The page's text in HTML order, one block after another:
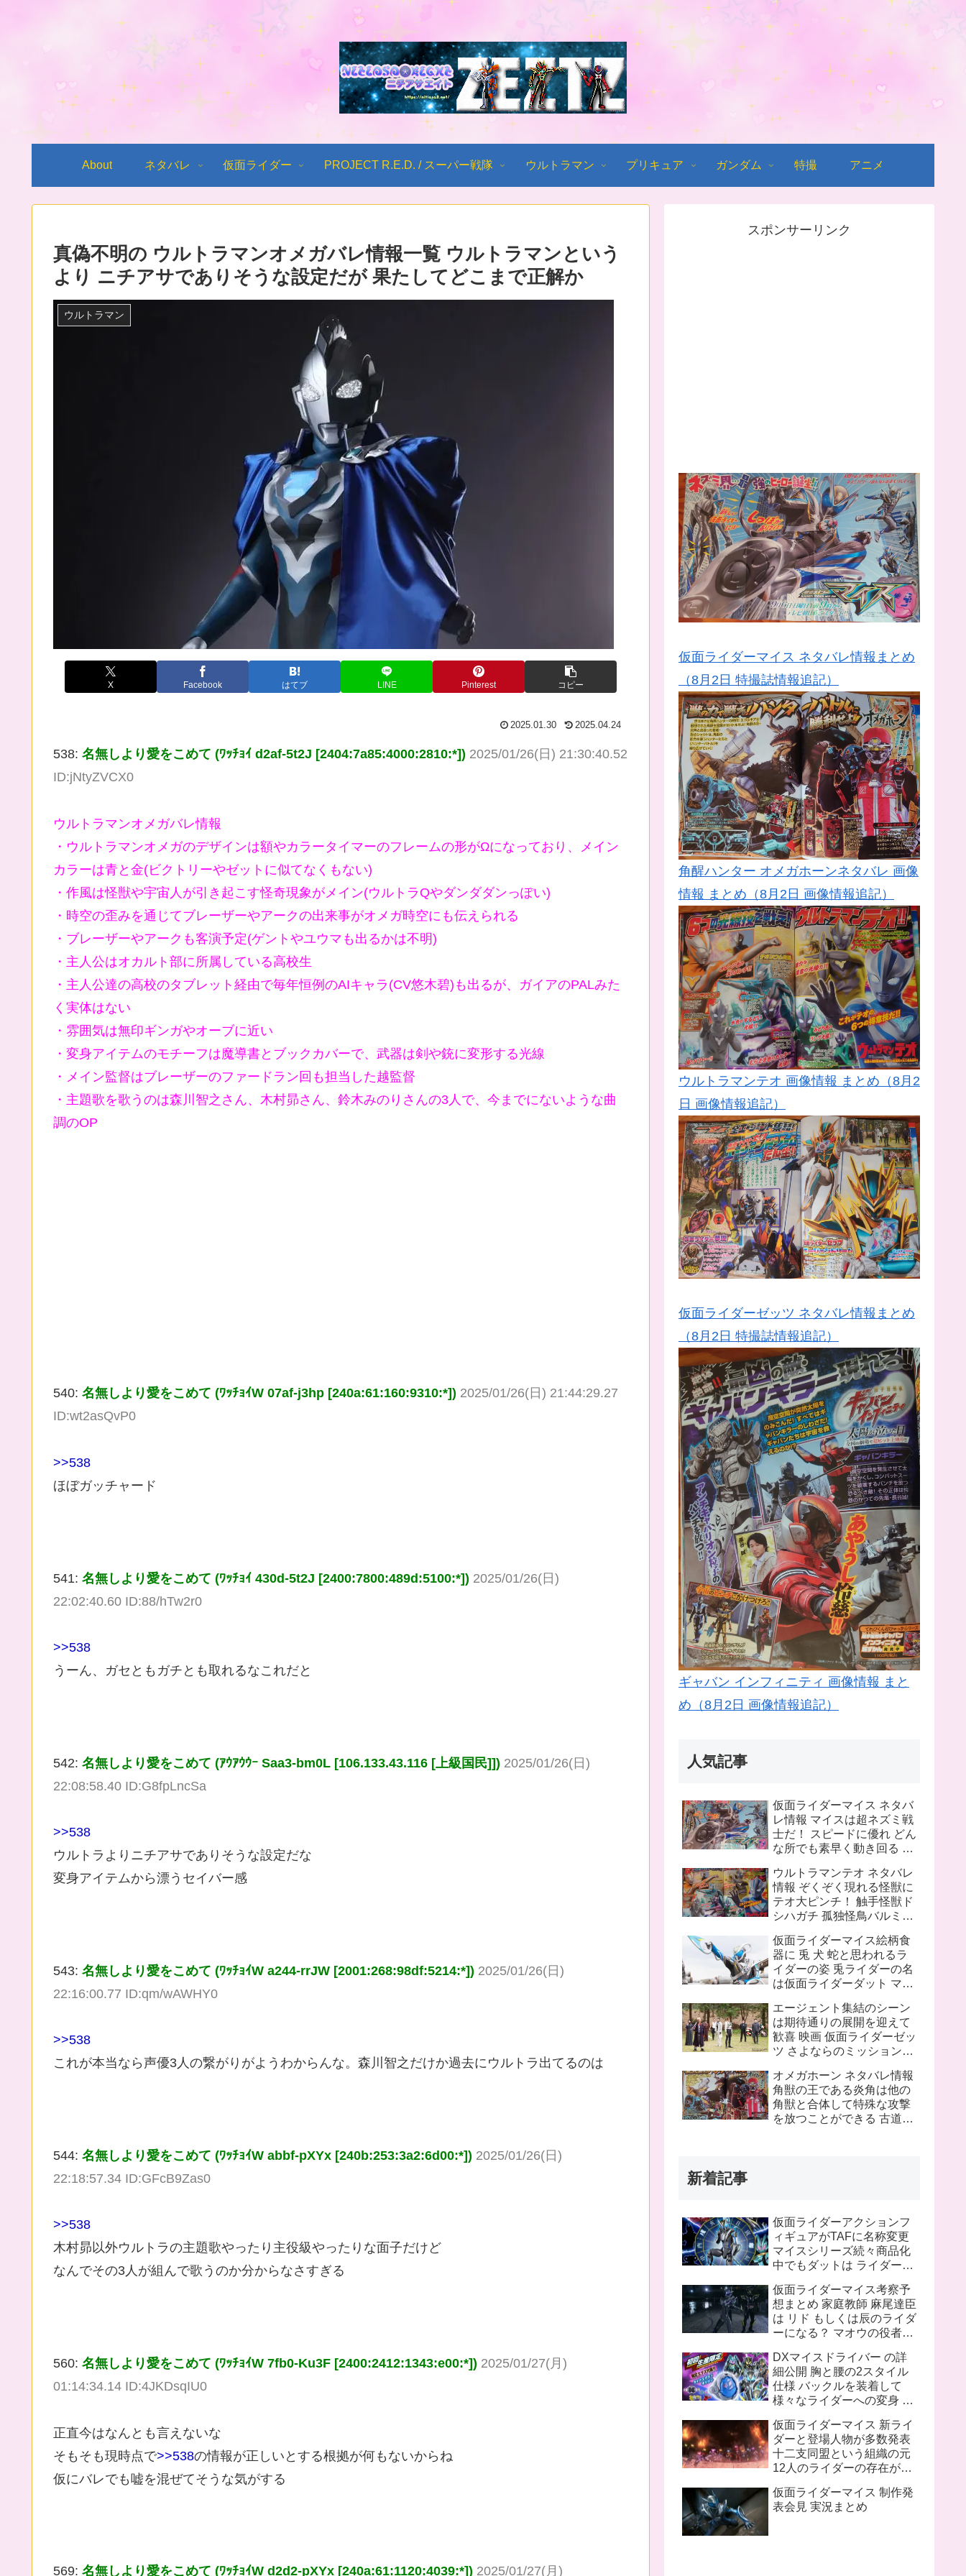
About ネタバレ 仮面ライダー PROJECT R.E.D. / スーパー戦隊 ウルトラマン プリキュア ガンダム 特撮 アニメ
真偽不明の ウルトラマンオメガバレ情報一覧 ウルトラマンという
より ニチアサでありそうな設定だが 果たしてどこまで正解か
ウルトラマン
X Facebook はてブ LINE Pinterest コピー
2025.01.30 2025.04.24
538: 名無しより愛をこめて (ﾜｯﾁｮｲ d2af-5t2J [2404:7a85:4000:2810:*]) 2025/01/26(日) 21:30:40.52
ID:jNtyZVCX0
ウルトラマンオメガバレ情報
・ウルトラマンオメガのデザインは額やカラータイマーのフレームの形がΩになっており、メイン
カラーは青と金(ビクトリーやゼットに似てなくもない)
・作風は怪獣や宇宙人が引き起こす怪奇現象がメイン(ウルトラQやダンダダンっぽい)
・時空の歪みを通じてブレーザーやアークの出来事がオメガ時空にも伝えられる
・ブレーザーやアークも客演予定(ゲントやユウマも出るかは不明)
・主人公はオカルト部に所属している高校生
・主人公達の高校のタブレット経由で毎年恒例のAIキャラ(CV悠木碧)も出るが、ガイアのPALみた
く実体はない
・雰囲気は無印ギンガやオーブに近い
・変身アイテムのモチーフは魔導書とブックカバーで、武器は剣や銃に変形する光線
・メイン監督はブレーザーのファードラン回も担当した越監督
・主題歌を歌うのは森川智之さん、木村昴さん、鈴木みのりさんの3人で、今までにないような曲
調のOP
540: 名無しより愛をこめて (ﾜｯﾁｮｲW 07af-j3hp [240a:61:160:9310:*]) 2025/01/26(日) 21:44:29.27
ID:wt2asQvP0
>>538
ほぼガッチャード
541: 名無しより愛をこめて (ﾜｯﾁｮｲ 430d-5t2J [2400:7800:489d:5100:*]) 2025/01/26(日)
22:02:40.60 ID:88/hTw2r0
>>538
うーん、ガセともガチとも取れるなこれだと
542: 名無しより愛をこめて (ｱｳｱｳｳｰ Saa3-bm0L [106.133.43.116 [上級国民]]) 2025/01/26(日)
22:08:58.40 ID:G8fpLncSa
>>538
ウルトラよりニチアサでありそうな設定だな
変身アイテムから漂うセイバー感
543: 名無しより愛をこめて (ﾜｯﾁｮｲW a244-rrJW [2001:268:98df:5214:*]) 2025/01/26(日)
22:16:00.77 ID:qm/wAWHY0
>>538
これが本当なら声優3人の繋がりがようわからんな。森川智之だけか過去にウルトラ出てるのは
544: 名無しより愛をこめて (ﾜｯﾁｮｲW abbf-pXYx [240b:253:3a2:6d00:*]) 2025/01/26(日)
22:18:57.34 ID:GFcB9Zas0
>>538
木村昴以外ウルトラの主題歌やったり主役級やったりな面子だけど
なんでその3人が組んで歌うのか分からなさすぎる
560: 名無しより愛をこめて (ﾜｯﾁｮｲW 7fb0-Ku3F [2400:2412:1343:e00:*]) 2025/01/27(月)
01:14:34.14 ID:4JKDsqIU0
正直今はなんとも言えないな
そもそも現時点で>>538の情報が正しいとする根拠が何もないからね
仮にバレでも嘘を混ぜてそうな気がする
569: 名無しより愛をこめて (ﾜｯﾁｮｲW d2d2-pXYx [240a:61:1120:4039:*]) 2025/01/27(月)
スポンサーリンク
仮面ライダーマイス ネタバレ情報まとめ
（8月2日 特撮誌情報追記）
角醒ハンター オメガホーンネタバレ 画像
情報 まとめ（8月2日 画像情報追記）
ウルトラマンテオ 画像情報 まとめ（8月2
日 画像情報追記）
仮面ライダーゼッツ ネタバレ情報まとめ
（8月2日 特撮誌情報追記）
ギャバン インフィニティ 画像情報 まと
め（8月2日 画像情報追記）
人気記事
仮面ライダーマイス ネタバ
レ情報 マイスは超ネズミ戦
士だ！ スピードに優れ どん
な所でも素早く動き回る ラ
器は大剣マオウブレイド も
う一人の猫 リドはマオウの
為闘う
ウルトラマンテオ ネタバレ
情報 ぞくぞく現れる怪獣に
テオ大ピンチ！ 触手怪獣ド
シハガチ 孤独怪鳥バルミリ
ピンチにプッチーが巨大化
したぞ！
仮面ライダーマイス絵柄食
器に 兎 犬 蛇と思われるラ
イダーの姿 兎ライダーの名
は仮面ライダーダット マイ
タートルフレーム
エージェント集結のシーン
は期待通りの展開を迎えて
歓喜 映画 仮面ライダーゼッ
ツ さよならのミッションネ
オメガホーン ネタバレ情報
角獣の王である炎角は他の
角獣と合体して特殊な攻撃
を放つことができる 古道具
新着記事
仮面ライダーアクションフ
ィギュアがTAFに名称変更
マイスシリーズ続々商品化
中でもダットは ライダーと
ながら ちゃんと女性的なシ
ルエットを再現していて魅
力的
仮面ライダーマイス考察予
想まとめ 家庭教師 麻尾達臣
は リド もしくは辰のライダ
ーになる？ マオウの役者は
途中退場の噂は信憑性が高
い ほか
DXマイスドライバー の詳
細公開 胸と腰の2スタイル
仕様 バックルを装着して
様々なライダーへの変身 フ
人のライダーになれる 初回
生産限定スペシャルなりき
りセットも登場
仮面ライダーマイス 新ライ
ダーと登場人物が多数発表
十二支同盟という組織の元
12人のライダーの存在が示
鷹 など姿の変化するフォー
ムが判明
仮面ライダーマイス 制作発
表会見 実況まとめ